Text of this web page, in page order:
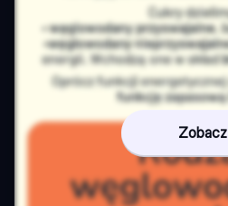
Zobacz